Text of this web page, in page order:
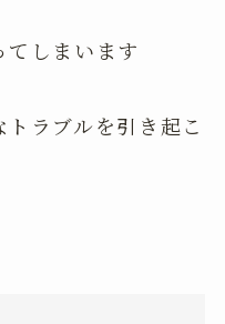
てしまいます
ラブルを引き起こ